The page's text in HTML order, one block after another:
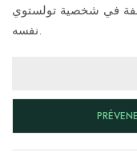
في شخصية تولستوي
نفسه.